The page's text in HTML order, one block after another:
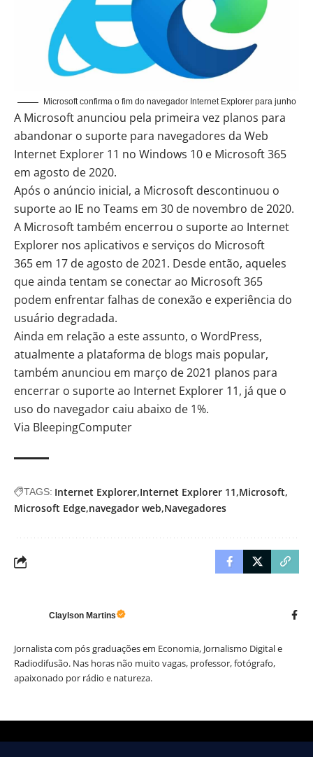
Microsoft confirma o fim do navegador Internet Explorer para junho
A Microsoft anunciou pela primeira vez planos para
abandonar o suporte para navegadores da Web
Internet Explorer 11 no Windows 10 e Microsoft 365
em agosto de 2020.
Após o anúncio inicial, a Microsoft descontinuou o
suporte ao IE no Teams em 30 de novembro de 2020.
A Microsoft também encerrou o suporte ao Internet
Explorer nos aplicativos e serviços do Microsoft
365 em 17 de agosto de 2021. Desde então, aqueles
que ainda tentam se conectar ao Microsoft 365
podem enfrentar falhas de conexão e experiência do
usuário degradada.
Ainda em relação a este assunto, o WordPress,
atualmente a plataforma de blogs mais popular,
também anunciou em março de 2021 planos para
encerrar o suporte ao Internet Explorer 11, já que o
uso do navegador caiu abaixo de 1%.
Via BleepingComputer
TAGS: Internet Explorer Internet Explorer 11 Microsoft
Microsoft Edge navegador web Navegadores
Claylson Martins
Jornalista com pós graduações em Economia, Jornalismo Digital e
Radiodifusão. Nas horas não muito vagas, professor, fotógrafo,
apaixonado por rádio e natureza.